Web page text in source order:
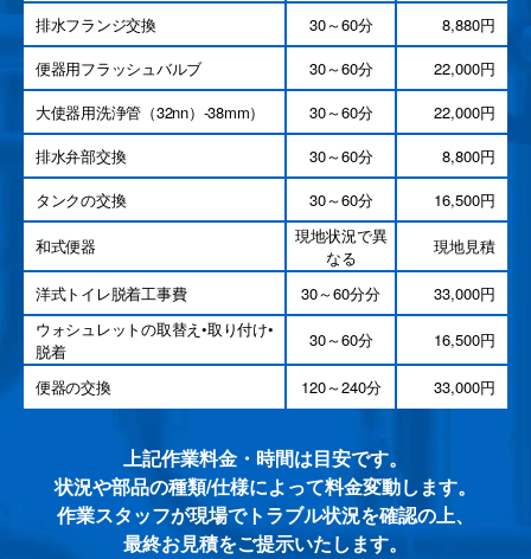
排水フランジ交換
30～60分
8,880円
便器用フラッシュバルブ
30～60分
22,000円
大使器用洗浄管（32nn）-38mm）
30～60分
22,000円
排水弁部交換
30～60分
8,800円
タンクの交換
30～60分 16,500円
和式便器
現地状況で異
なる
現地見積
洋式トイレ脱着工事費 30～60分分
33,000円
ウォシュレットの取替え•取り付け•
脱着
30～60分 16,500円
便器の交換 120～240分 33,000円
上記作業料金・時間は目安です。
状況や部品の種類/仕様によって料金変動します。
作業スタッフが現場でトラブル状況を確認の上、
最終お見積をご提示いたします。